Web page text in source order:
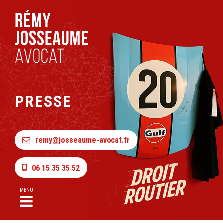
PRESSE
remy@josseaume-avocat.fr
06 15 35 35 52
MENU